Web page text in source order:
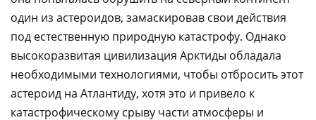
один из астероидов, замаскировав свои действия
под естественную природную катастрофу. Однако
высокоразвитая цивилизация Арктиды обладала
необходимыми технологиями, чтобы отбросить этот
астероид на Атлантиду, хотя это и привело к
катастрофическому срыву части атмосферы и